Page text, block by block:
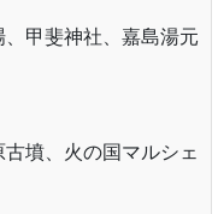
甲斐神社、嘉島湯元
墳、火の国マルシェ